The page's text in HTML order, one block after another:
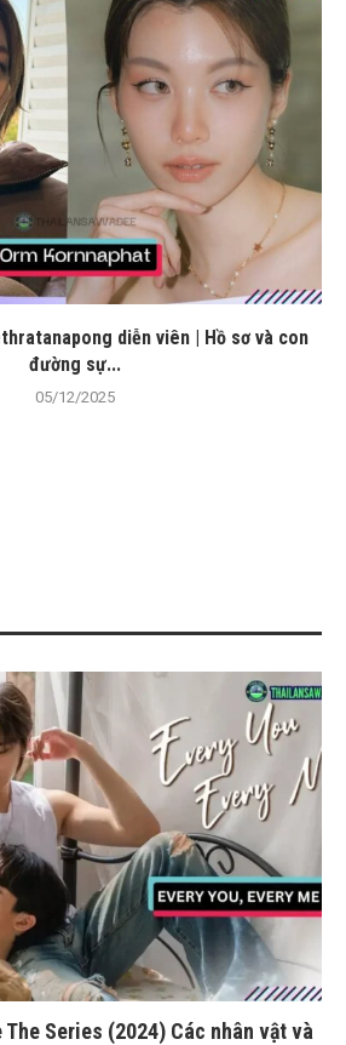
diễn viên | Hồ sơ và con
đường sự...
05/12/2025
The Series (2024) Các nhân vật và